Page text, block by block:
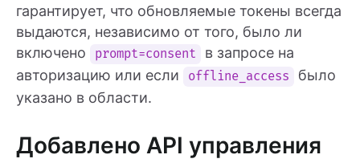
гарантирует, что обновляемые токены всегда
выдаются, независимо от того, было ли
включено
prompt=consent
в запросе на
авторизацию или если
offline_access
было
указано в области.
Добавлено API управления